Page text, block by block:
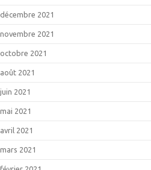
décembre 2021
novembre 2021
octobre 2021
août 2021
juin 2021
mai 2021
avril 2021
mars 2021